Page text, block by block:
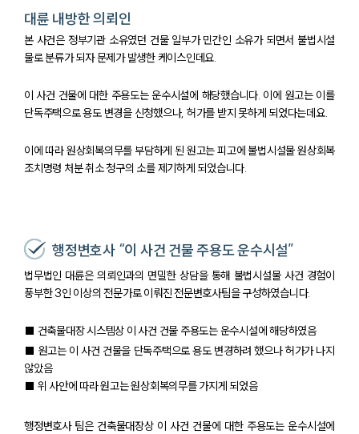
대륜 내방한 의뢰인
본 사건은 정부기관 소유였던 건물 일부가 민간인 소유가 되면서 불법시설
물로 분류가 되자 문제가 발생한 케이스인데요.
이 사건 건물에 대한 주용도는 운수시설에 해당했습니다. 이에 원고는 이를
단독주택으로 용도 변경을 신청했으나, 허가를 받지 못하게 되었다는데요.
이에 따라 원상회복의무를 부담하게 된 원고는 피고에 불법시설물 원상회복
조치명령 처분 취소 청구의 소를 제기하게 되었습니다.
행정변호사 “이 사건 건물 주용도 운수시설”
법무법인 대륜은 의뢰인과의 면밀한 상담을 통해 불법시설물 사건 경험이
풍부한 3인 이상의 전문가로 이뤄진 전문변호사팀을 구성하였습니다.
■ 건축물대장 시스템상 이 사건 건물 주용도는 운수시설에 해당하였음
■ 원고는 이 사건 건물을 단독주택으로 용도 변경하려 했으나 허가가 나지
않았음
■ 위 사안에 따라 원고는 원상회복의무를 가지게 되었음
행정변호사 팀은 건축물대장상 이 사건 건물에 대한 주용도는 운수시설에